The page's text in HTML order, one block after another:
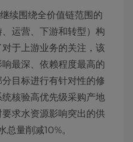
续围绕全价值链范围的
运营、下游和转型）构
于上游业务的关注，该
最深、依赖程度最高的
目标进行有针对性的修
核验高优先级采购产地
求水资源影响突出的供
量削减10%。